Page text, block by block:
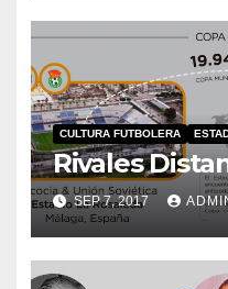
CULTURA FUTBOLERA
Rivales
SEP 7, 2017